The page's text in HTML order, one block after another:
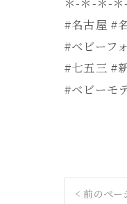
#名古屋 #
#ベビーフ
#七五三 #
#ベビーモ
< 前のペー